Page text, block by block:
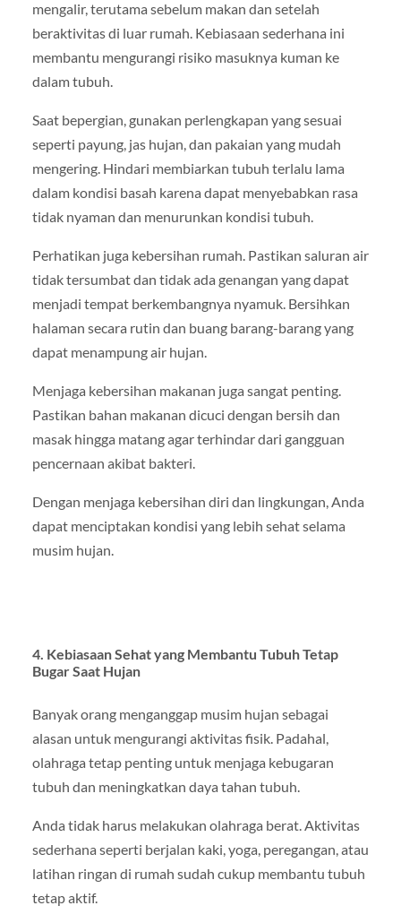
mengalir, terutama sebelum makan dan setelah
beraktivitas di luar rumah. Kebiasaan sederhana ini
membantu mengurangi risiko masuknya kuman ke
dalam tubuh.
Saat bepergian, gunakan perlengkapan yang sesuai
seperti payung, jas hujan, dan pakaian yang mudah
mengering. Hindari membiarkan tubuh terlalu lama
dalam kondisi basah karena dapat menyebabkan rasa
tidak nyaman dan menurunkan kondisi tubuh.
Perhatikan juga kebersihan rumah. Pastikan saluran air
tidak tersumbat dan tidak ada genangan yang dapat
menjadi tempat berkembangnya nyamuk. Bersihkan
halaman secara rutin dan buang barang-barang yang
dapat menampung air hujan.
Menjaga kebersihan makanan juga sangat penting.
Pastikan bahan makanan dicuci dengan bersih dan
masak hingga matang agar terhindar dari gangguan
pencernaan akibat bakteri.
Dengan menjaga kebersihan diri dan lingkungan, Anda
dapat menciptakan kondisi yang lebih sehat selama
musim hujan.
4. Kebiasaan Sehat yang Membantu Tubuh Tetap
Bugar Saat Hujan
Banyak orang menganggap musim hujan sebagai
alasan untuk mengurangi aktivitas fisik. Padahal,
olahraga tetap penting untuk menjaga kebugaran
tubuh dan meningkatkan daya tahan tubuh.
Anda tidak harus melakukan olahraga berat. Aktivitas
sederhana seperti berjalan kaki, yoga, peregangan, atau
latihan ringan di rumah sudah cukup membantu tubuh
tetap aktif.